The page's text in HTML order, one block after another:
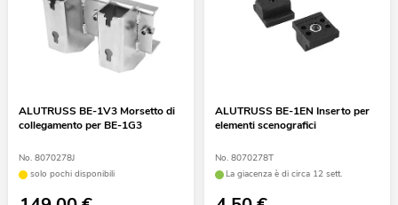
ALUTRUSS BE-1V3 Morsetto di
collegamento per BE-1G3
No. 8070278J
solo pochi disponibili
ALUTRUSS BE-1EN Inserto per
elementi scenografici
No. 8070278T
La giacenza è di circa 12 sett.